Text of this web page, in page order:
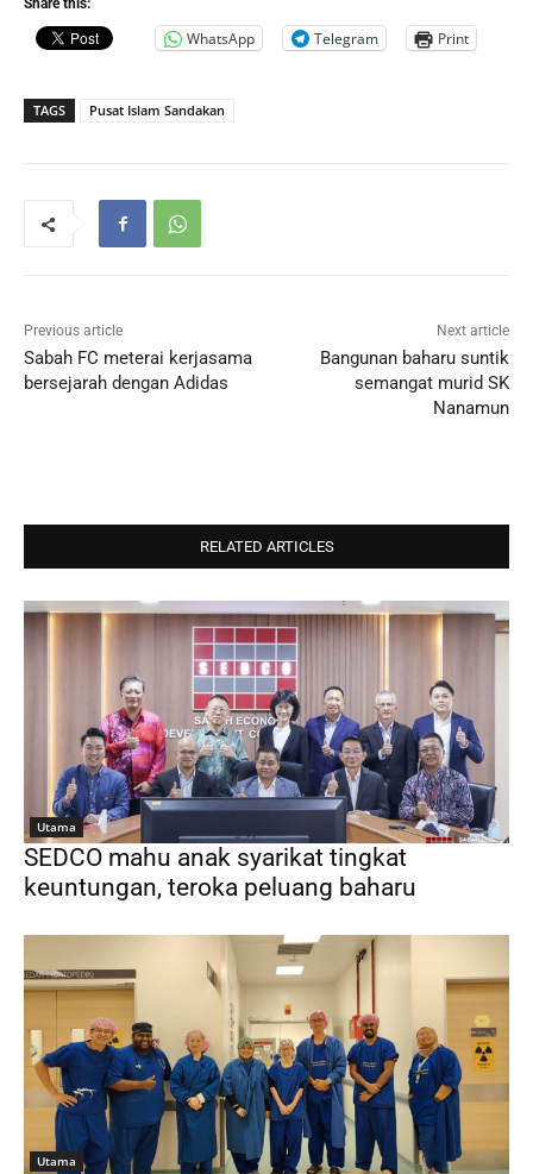
Share this:
WhatsApp Telegram Print
TAGS Pusat Islam Sandakan
Previous article
Sabah FC meterai kerjasama
bersejarah dengan Adidas
Next article
Bangunan baharu suntik
semangat murid SK
Nanamun
RELATED ARTICLES
Utama
SEDCO mahu anak syarikat tingkat
keuntungan, teroka peluang baharu
Utama